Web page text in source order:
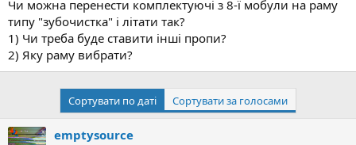
і
т
Чи можна перенести комплектуючі з 8-ї мобули на раму
типу "зубочистка" і літати так?
1) Чи треба буде ставити інші пропи?
2) Яку раму вибрати?
Сортувати по даті Сортувати за голосами
emptysource